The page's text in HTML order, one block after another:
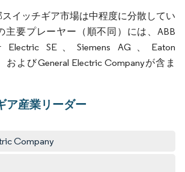
イッチギア市場は中程度に分散してい
主要プレーヤー（順不同）には、ABB
Electric SE、Siemens AG、Eaton
およびGeneral Electric Companyが含ま
ア産業リーダー
Company